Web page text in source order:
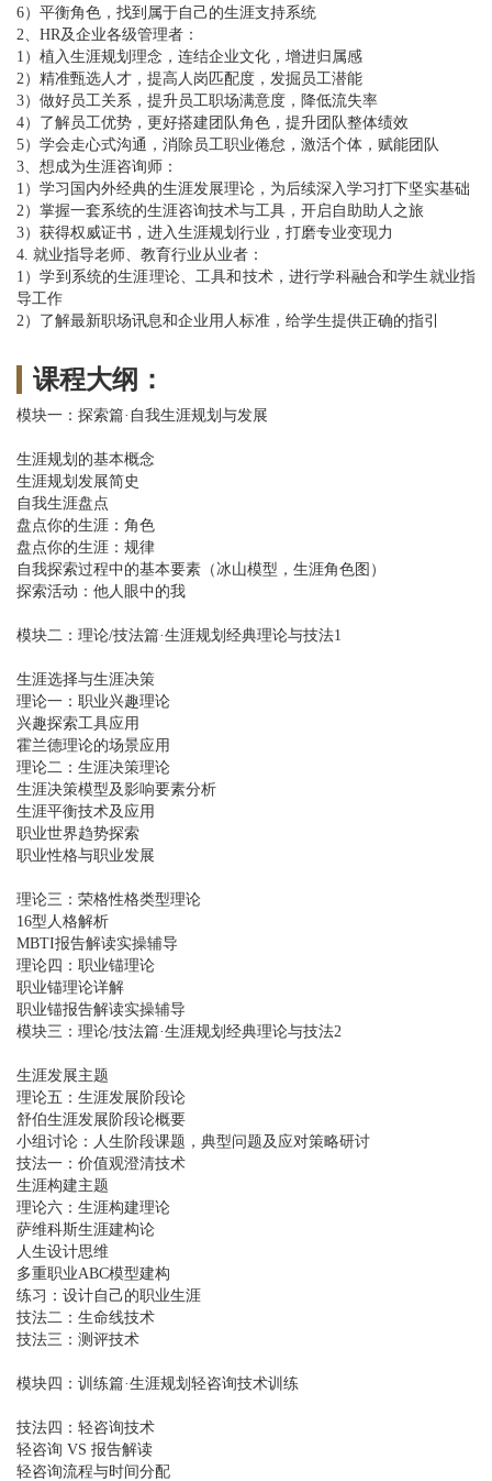
6）平衡角色，找到属于自己的生涯支持系统
2、HR及企业各级管理者：
1）植入生涯规划理念，连结企业文化，增进归属感
2）精准甄选人才，提高人岗匹配度，发掘员工潜能
3）做好员工关系，提升员工职场满意度，降低流失率
4）了解员工优势，更好搭建团队角色，提升团队整体绩效
5）学会走心式沟通，消除员工职业倦怠，激活个体，赋能团队
3、想成为生涯咨询师：
1）学习国内外经典的生涯发展理论，为后续深入学习打下坚实基础
2）掌握一套系统的生涯咨询技术与工具，开启自助助人之旅
3）获得权威证书，进入生涯规划行业，打磨专业变现力
4. 就业指导老师、教育行业从业者：
1）学到系统的生涯理论、工具和技术，进行学科融合和学生就业指
导工作
2）了解最新职场讯息和企业用人标准，给学生提供正确的指引
课程大纲：
模块一：探索篇·自我生涯规划与发展
生涯规划的基本概念
生涯规划发展简史
自我生涯盘点
盘点你的生涯：角色
盘点你的生涯：规律
自我探索过程中的基本要素（冰山模型，生涯角色图）
探索活动：他人眼中的我
模块二：理论/技法篇·生涯规划经典理论与技法1
生涯选择与生涯决策
理论一：职业兴趣理论
兴趣探索工具应用
霍兰德理论的场景应用
理论二：生涯决策理论
生涯决策模型及影响要素分析
生涯平衡技术及应用
职业世界趋势探索
职业性格与职业发展
理论三：荣格性格类型理论
16型人格解析
MBTI报告解读实操辅导
理论四：职业锚理论
职业锚理论详解
职业锚报告解读实操辅导
模块三：理论/技法篇·生涯规划经典理论与技法2
生涯发展主题
理论五：生涯发展阶段论
舒伯生涯发展阶段论概要
小组讨论：人生阶段课题，典型问题及应对策略研讨
技法一：价值观澄清技术
生涯构建主题
理论六：生涯构建理论
萨维科斯生涯建构论
人生设计思维
多重职业ABC模型建构
练习：设计自己的职业生涯
技法二：生命线技术
技法三：测评技术
模块四：训练篇·生涯规划轻咨询技术训练
技法四：轻咨询技术
轻咨询 VS 报告解读
轻咨询流程与时间分配